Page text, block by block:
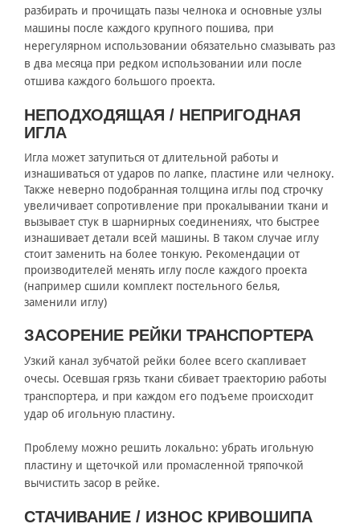
разбирать и прочищать пазы челнока и основные узлы
машины после каждого крупного пошива, при
нерегулярном использовании обязательно смазывать раз
в два месяца при редком использовании или после
отшива каждого большого проекта.
НЕПОДХОДЯЩАЯ / НЕПРИГОДНАЯ
ИГЛА
Игла может затупиться от длительной работы и
изнашиваться от ударов по лапке, пластине или челноку.
Также неверно подобранная толщина иглы под строчку
увеличивает сопротивление при прокалывании ткани и
вызывает стук в шарнирных соединениях, что быстрее
изнашивает детали всей машины. В таком случае иглу
стоит заменить на более тонкую. Рекомендации от
производителей менять иглу после каждого проекта
(например сшили комплект постельного белья,
заменили иглу)
ЗАСОРЕНИЕ РЕЙКИ ТРАНСПОРТЕРА
Узкий канал зубчатой рейки более всего скапливает
очесы. Осевшая грязь ткани сбивает траекторию работы
транспортера, и при каждом его подъеме происходит
удар об игольную пластину.
Проблему можно решить локально: убрать игольную
пластину и щеточкой или промасленной тряпочкой
вычистить засор в рейке.
СТАЧИВАНИЕ / ИЗНОС КРИВОШИПА